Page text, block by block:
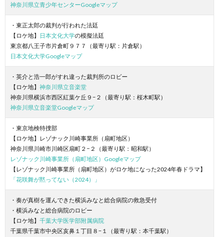
神奈川県立青少年センターGoogleマップ
・東正太郎の裁判が行われた法廷
【ロケ地】 日本文化大学の模擬法廷
東京都八王子市片倉町９７７（最寄り駅：片倉駅）
日本文化大学Googleマップ
・英介と浩一郎がすれ違った裁判所のロビー
【ロケ地】 神奈川県立音楽堂
神奈川県横浜市西区紅葉ケ丘９−２（最寄り駅：桜木町駅）
神奈川県立音楽堂Googleマップ
・東京地検特捜部
【ロケ地】レゾナック川崎事業所（扇町地区）
神奈川県川崎市川崎区扇町２−２（最寄り駅：昭和駅）
レゾナック川崎事業所（扇町地区）Googleマップ
【レゾナック川崎事業所（扇町地区）がロケ地になった2024年春ドラマ】
「花咲舞が黙ってない（2024）」
・奏が真樹を運んできた横浜みなと総合病院の救急受付
・横浜みなと総合病院のロビー
【ロケ地】 千葉大学医学部附属病院
千葉県千葉市中央区亥鼻１丁目８−１（最寄り駅：本千葉駅）